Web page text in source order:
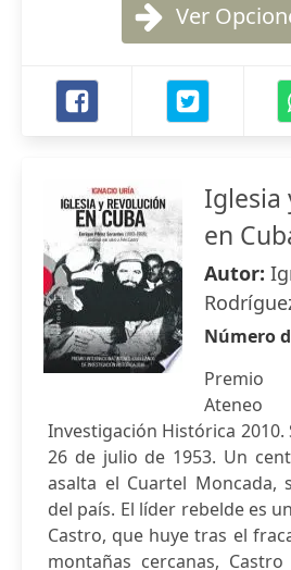
Ver
Iglesia
en
Autor:
Número
Ateneo
Investigación Histórica 2010.
26 de julio de 1953. Un
asalta el Cuartel Moncada,
del país. El líder rebelde es
Castro, que huye tras el
montañas cercanas,